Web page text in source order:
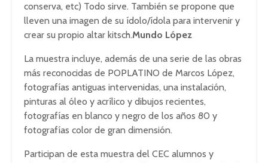
conserva, etc) Todo sirve. También se propone que
lleven una imagen de su ídolo/ídola para intervenir y
crear su propio altar kitsch.Mundo López
La muestra incluye, además de una serie de las obras
más reconocidas de POPLATINO de Marcos López,
fotografías antiguas intervenidas, una instalación,
pinturas al óleo y acrílico y dibujos recientes,
fotografías en blanco y negro de los años 80 y
fotografías color de gran dimensión.
Participan de esta muestra del CEC alumnos y